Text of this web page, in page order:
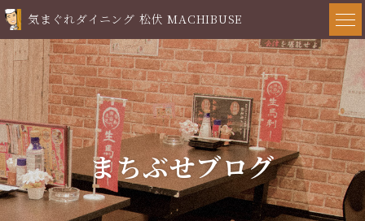
気まぐれダイニング 松伏 MACHIBUSE
まちぶせブログ